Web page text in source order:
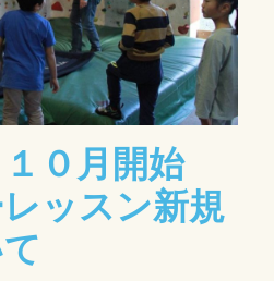
０月開始
ッスン新規